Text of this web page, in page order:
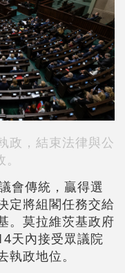
政，結束法律與公
會傳統，贏得選
定將組閣任務交給
。莫拉維茨基政府
天內接受眾議院
政地位。